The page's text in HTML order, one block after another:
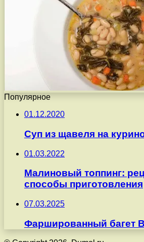
Популярное
01.12.2020
Суп из щавеля на
01.03.2022
Малиновый топпинг:
способы приготовления
07.03.2025
Фаршированный багет